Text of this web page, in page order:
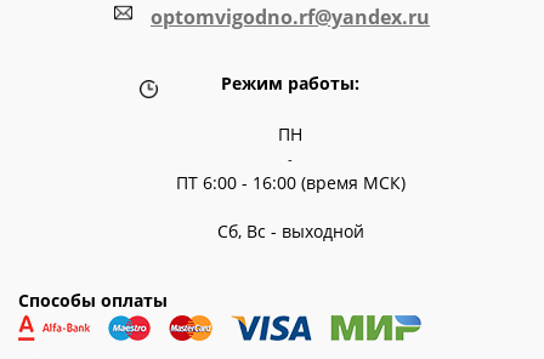
optomvigodno.rf@yandex.ru
Режим работы:
ПН
-
ПТ 6:00 - 16:00 (время МСК)
Сб, Вс - выходной
Способы оплаты